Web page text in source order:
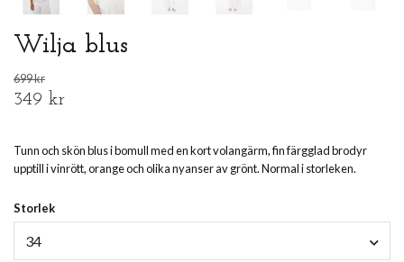
Wilja blus
699 kr
349 kr
Tunn och skön blus i bomull med en kort volangärm, fin färgglad brodyr
upptill i vinrött, orange och olika nyanser av grönt. Normal i storleken.
Storlek
34